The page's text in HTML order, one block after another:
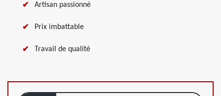
Artisan passionné
Prix imbattable
Travail de qualité